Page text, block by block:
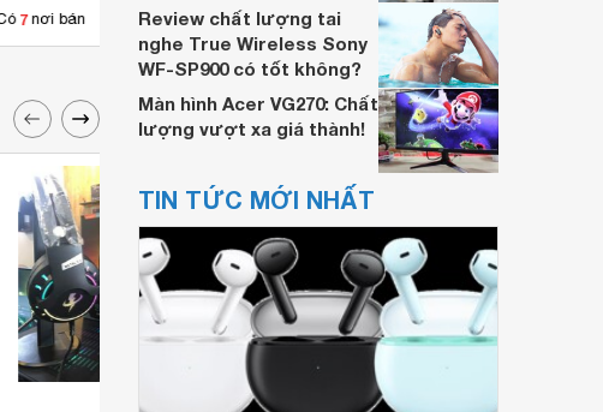
7 nơi bán Có 8 nơi bán
Review chất lượng tai
nghe True Wireless Sony
WF-SP900 có tốt không?
Màn hình Acer VG270: Chất
lượng vượt xa giá thành!
TIN TỨC MỚI NHẤT